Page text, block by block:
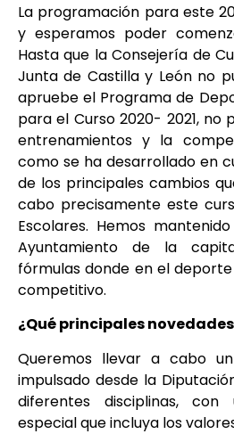
La programación para este
y esperamos poder
Hasta que la Consejería de
Junta de Castilla y León no
apruebe el Programa de
para el Curso 2020- 2021, no
entrenamientos y la
como se ha desarrollado en
de los principales cambios
cabo precisamente este
Escolares. Hemos
Ayuntamiento de la
fórmulas donde en el
competitivo.
¿Qué principales
Queremos llevar a cabo
impulsado desde la
diferentes disciplinas,
especial que incluya los